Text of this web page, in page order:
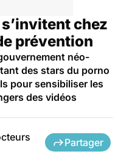
chez
prévention
néo-
des stars du porno
pour sensibiliser les
des vidéos
Partager